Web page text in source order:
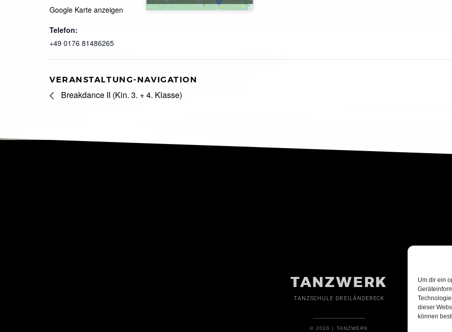
Um dir ein
dieser
können
Google Karte anzeigen
Telefon:
+49 0176 81486265
VERANSTALTUNG-NAVIGATION
Breakdance II (Kin. 3. + 4. Klasse)
TANZWERK
TANZSCHULE DREILÄNDERECK
© 2026 | TANZWERK